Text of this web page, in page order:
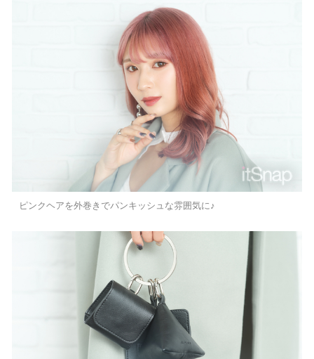
ピンクヘアを外巻きでパンキッシュな雰囲気に♪